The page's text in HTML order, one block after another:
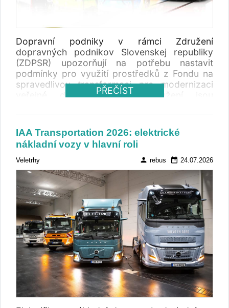
Dopravní podniky v rámci Združení
dopravných podnikov Slovenskej republiky
(ZDPSR) upozorňují na potřebu nastavit
podmínky pro využití prostředků z Fondu na
spravedlivou transformaci pro modernizaci
veřejné dopravy. Podle sdružení jsou
přípravě výzev i realizaci projektů
zaměřených na ekologizaci vozového parku.
ZDPSK vzniklo letos a jeho členy jsou
dopravní podnik zajišťující 75 procent MHD na
Slovensku.
PŘEČÍST
IAA Transportation 2026: elektrické
nákladní vozy v hlavní roli
Veletrhy person rebus date_range 24.07.2026